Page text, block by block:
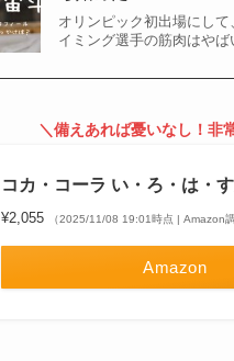
オリンピック初出場にし
イミング選手の筋肉はや
＼備えあれば憂いなし！非
コカ・コーラ い・ろ・は・
¥2,055 （2025/11/08 19:01時点 | Amazon
Amazon